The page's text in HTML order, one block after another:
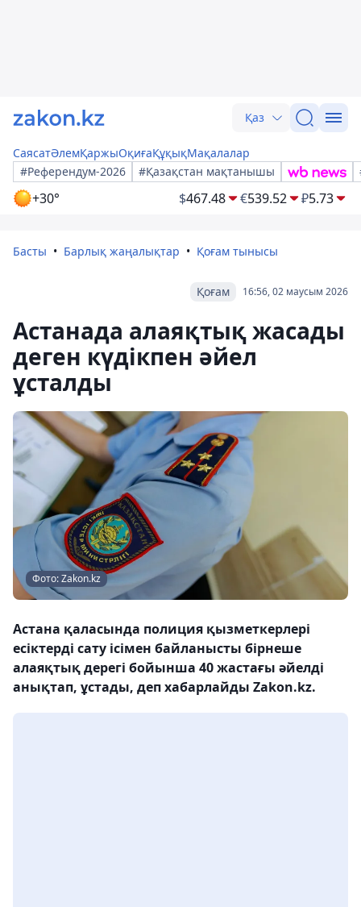
Қаз
СаясатӘлемҚаржыОқиғаҚұқықМақалалар
#Референдум-2026
#Қазақстан мақтанышы
+30° $467.48 €539.52 ₽5.73
Басты Барлық жаңалықтар Қоғам тынысы
16:56, 02 маусым 2026
Қоғам
Астанада алаяқтық жасады
деген күдікпен әйел
ұсталды
Фото: Zakon.kz
Астана қаласында полиция қызметкерлері
есіктерді сату ісімен байланысты бірнеше
алаяқтық дерегі бойынша 40 жастағы әйелді
анықтап, ұстады, деп хабарлайды Zakon.kz.